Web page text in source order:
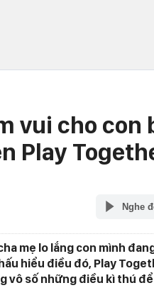
vui cho
Play
Nghe
mẹ lo lắng con mình
hiểu điều đó, Play
vô số những điều kì thú